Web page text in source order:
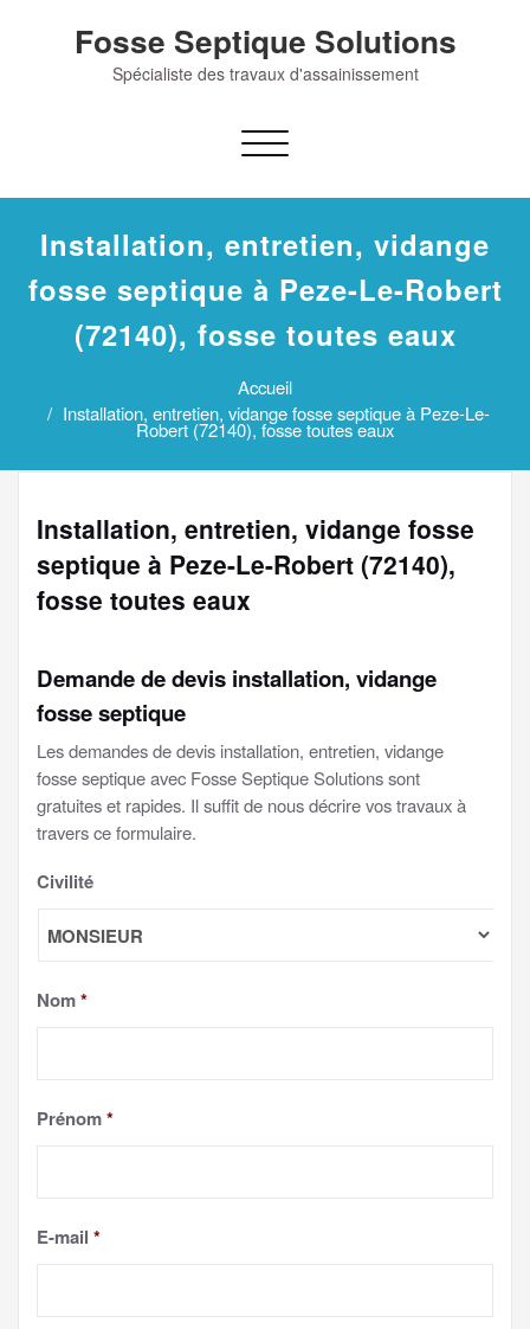
Fosse Septique Solutions
Spécialiste des travaux d'assainissement
Afficher/masquer
navigation
Installation, entretien, vidange
fosse septique à Peze-Le-Robert
(72140), fosse toutes eaux
Accueil
Installation, entretien, vidange fosse septique à Peze-Le-
Robert (72140), fosse toutes eaux
Installation, entretien, vidange fosse
septique à Peze-Le-Robert (72140),
fosse toutes eaux
Demande de devis installation, vidange
fosse septique
Les demandes de devis installation, entretien, vidange
fosse septique avec Fosse Septique Solutions sont
gratuites et rapides. Il suffit de nous décrire vos travaux à
travers ce formulaire.
Civilité
Nom*
Prénom*
E-mail *